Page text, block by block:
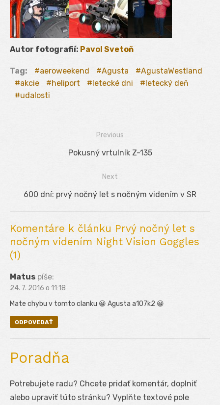
Autor fotografií: Pavol Svetoň
Tag: aeroweekend Agusta
AgustaWestland
akcie
heliport letecké dni
letecký deň
udalosti
Navigácia
Previous
Previous
Pokusný vrtulník Z-135
Next
Next
600 dní: prvý nočný let s nočným videním v SR
Komentáre k článku Prvý nočný let s
nočným videním Night Vision Goggles
(1)
Matus píše:
24. 7. 2016 o 11:18
Mate chybu v tomto clanku 😀 Agusta a107k2 😀
ODPOVEDAŤ
Poradňa
Potrebujete radu? Chcete pridať komentár, doplniť
alebo upraviť túto stránku? Vyplňte textové pole